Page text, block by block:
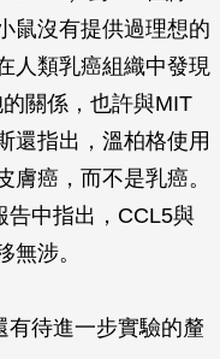
鼠沒有提供過理想的
人類乳癌組織中發現
關係，也許與MIT
還指出，溫柏格使用
膚癌，而不是乳癌。
告中指出，CCL5與
無涉。
有待進一步實驗的釐